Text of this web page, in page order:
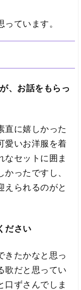
ています。
、お話をもらっ
に嬉しかった
愛いお洋服を着
なセットに囲ま
ったですし、
えられるのがと
ださい
たかなと思っ
歌だと思ってい
口ずさんでしま